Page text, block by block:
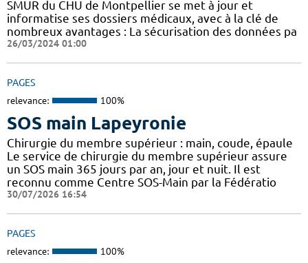
SMUR du CHU de Montpellier se met à jour et
informatise ses dossiers médicaux, avec à la clé de
nombreux avantages : ​​La sécurisation des données pa
26/03/2024 01:00
PAGES
relevance: 100%
SOS main Lapeyronie
Chirurgie du membre supérieur : main, coude, épaule
Le service de chirurgie du membre supérieur assure
un SOS main 365 jours par an, jour et nuit. Il est
reconnu comme Centre SOS-Main par la Fédératio
30/07/2026 16:54
PAGES
relevance: 100%